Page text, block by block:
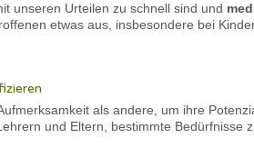
unseren Urteilen zu schnell sind und
etwas aus, insbesondere bei
als andere, um ihre
und Eltern, bestimmte